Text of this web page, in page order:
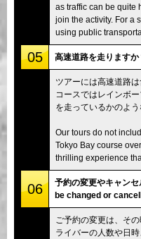
as traffic can be quite
join the activity. For a
using public
05 高速道路を走ります
ツアーには高速道路
コースではレインボ
を走っているかのよ
Our tours do not
Tokyo Bay course
thrilling experience
06
予約の変更やキャン
be changed or
ご予約の変更は、そ
ライバーの人数や日